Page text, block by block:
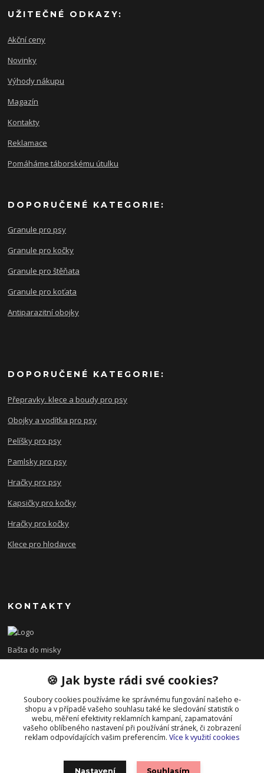
UŽITEČNÉ ODKAZY:
Akční ceny
Novinky
Výhody nákupu
Magazín
Kontakty
Reklamace
Pomáháme táborskému útulku
DOPORUČENÉ KATEGORIE:
Granule pro psy
Granule pro kočky
Granule pro štěňata
Granule pro koťata
Antiparazitní obojky
DOPORUČENÉ KATEGORIE:
Přepravky. klece a boudy pro psy
Obojky a vodítka pro psy
Pelíšky pro psy
Pamlsky pro psy
Hračky pro psy
Kapsičky pro kočky
Hračky pro kočky
Klece pro hlodavce
KONTAKTY
Bašta do misky
+420 608 479 610
po - pá 8:00 - 15:00
info@bastadomisky.cz
🍪 Jak byste rádi své cookies?
Soubory cookies používáme ke správnému fungování našeho e-
shopu a v případě vašeho souhlasu také ke sledování statistik o
webu, měření efektivity reklamních kampaní, zapamatování
vašeho oblíbeného nastavení při používání stránek, či zobrazení
reklam odpovídajících vašim preferencím. Více k využití cookies
Nastavení Souhlasím